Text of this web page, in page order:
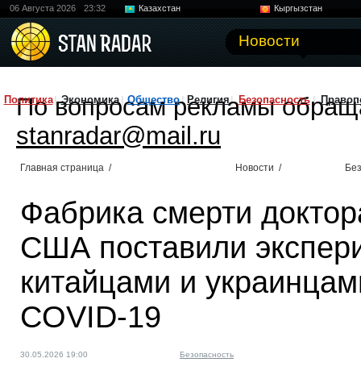
06 Августа 2026 23:32 Казахстан
Кыргызстан
Новости
Политика Экономика Общество Религия Безопасность
По вопросам рекламы
stanradar@mail.ru
Главная страница / Новости /
Фабрика смерти
США поставили
китайцами и
COVID-19
30.05.2026 19:00 Безопасность